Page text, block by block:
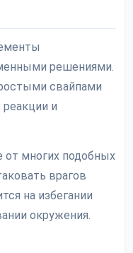
решениями.
свайпами
реакции и
от многих подобных
врагов
на избегании
окружения.